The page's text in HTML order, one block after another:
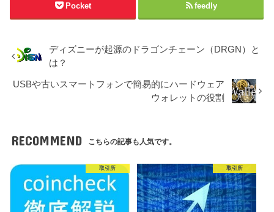
Pocket feedly
ディズニーが起源のドラゴンチェーン（DRGN）と
は？
USBや古いスマートフォンで簡易的にハードウェア
ウォレットの役割
RECOMMEND こちらの記事も人気です。
取引所 取引所